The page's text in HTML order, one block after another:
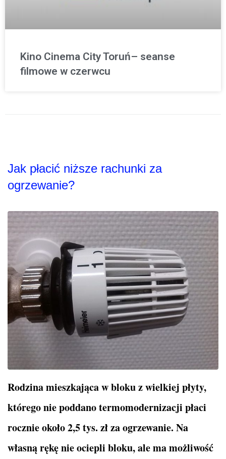
Kino Cinema City Toruń– seanse
filmowe w czerwcu
Jak płacić niższe rachunki za
ogrzewanie?
Rodzina mieszkająca w bloku z wielkiej płyty,
którego nie poddano termomodernizacji płaci
rocznie około 2,5 tys. zł za ogrzewanie. Na
własną rękę nie ociepli bloku, ale ma możliwość